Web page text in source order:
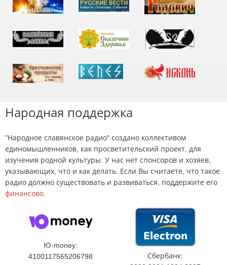
Народная поддержка
"Народное славянское радио" создано коллективом
единомышленников, как просветительский проект, для
изучения родной культуры. У нас нет спонсоров и хозяев,
указывающих, что и как делать. Если Вы считаете, что такое
радио должно существовать и развиваться, поддержите его
финансово.
Ю-money:
4100117565206798
Сбербанк: